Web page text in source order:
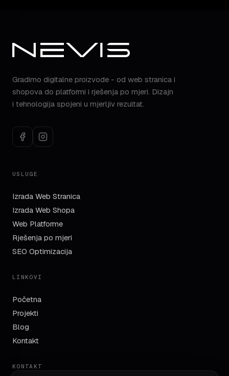
Gradimo digitalne proizvode - od web stranica i
shopova do platformi i rješenja po mjeri. Dizajn
i tehnologija spojeni u mjerljiv rezultat.
USLUGE
Izrada Web Stranica
Izrada Web Shopa
Web Platforme
Rješenja po mjeri
SEO Optimizacija
LINKOVI
Početna
Projekti
Blog
Kontakt
KONTAKT